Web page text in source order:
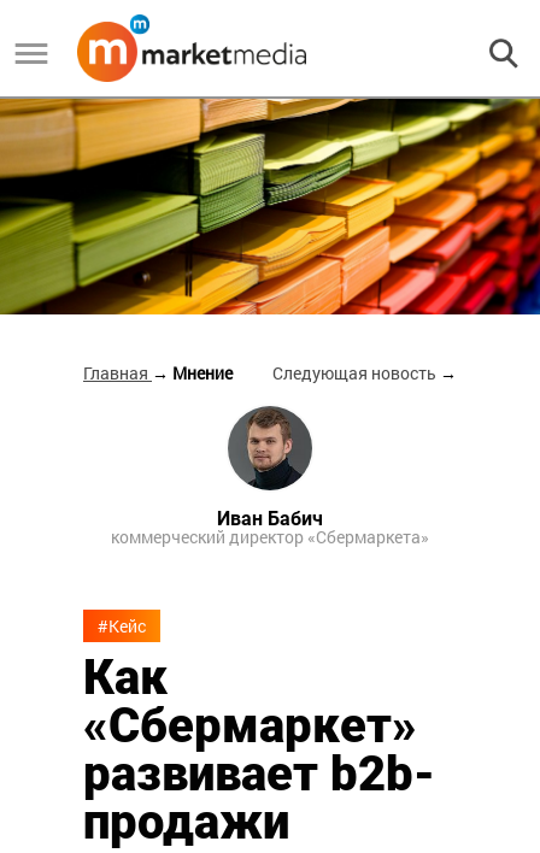
Главная → Мнение Следующая новость →
Иван Бабич
коммерческий директор «Сбермаркета»
#Кейс
Как
«Сбермаркет»
развивает b2b-
продажи